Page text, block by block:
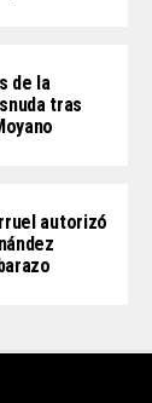
de la
tras
autorizó